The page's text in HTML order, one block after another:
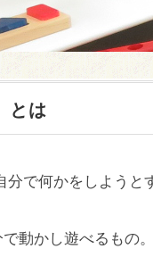
とは
分で何かをしようと
動かし遊べるもの。